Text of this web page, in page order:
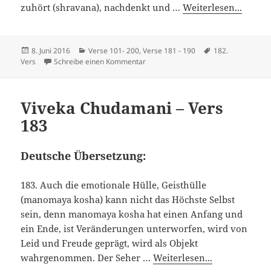
zuhört (shravana), nachdenkt und …Weiterlesen...
Veröffentlicht
am
8. Juni 2016 Kategorien
Verse 101- 200,Verse 181 - 190 Schlagwörter
182.
Vers
Schreibe einen Kommentarzu Viveka Chudamani – Vers 182
Viveka Chudamani – Vers
183
Deutsche Übersetzung:
183. Auch die emotionale Hülle, Geisthülle
(manomaya kosha) kann nicht das Höchste Selbst
sein, denn manomaya kosha hat einen Anfang und
ein Ende, ist Veränderungen unterworfen, wird von
Leid und Freude geprägt, wird als Objekt
wahrgenommen. Der Seher …Weiterlesen...